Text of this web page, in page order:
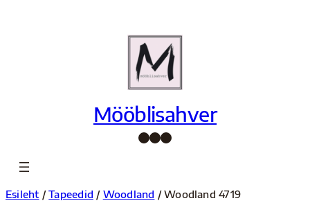
Mööblisahver
Facebook InstagramPinterest
Esileht /Tapeedid / Woodland / Woodland 4719